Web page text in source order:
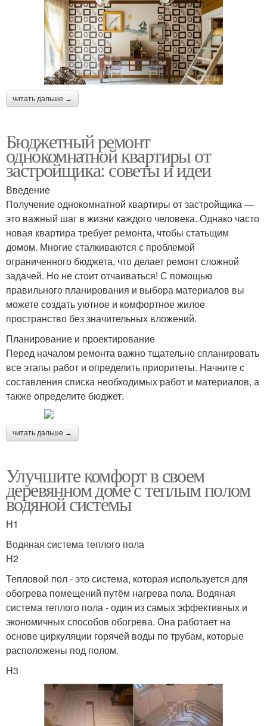
читать дальше →
Бюджетный ремонт
однокомнатной квартиры от
застройщика: советы и идеи
Введение
Получение однокомнатной квартиры от застройщика —
это важный шаг в жизни каждого человека. Однако часто
новая квартира требует ремонта, чтобы статьщим
домом. Многие сталкиваются с проблемой
ограниченного бюджета, что делает ремонт сложной
задачей. Но не стоит отчаиваться! С помощью
правильного планирования и выбора материалов вы
можете создать уютное и комфортное жилое
пространство без значительных вложений.
Планирование и проектирование
Перед началом ремонта важно тщательно спланировать
все этапы работ и определить приоритеты. Начните с
составления списка необходимых работ и материалов, а
также определите бюджет.
читать дальше →
Улучшите комфорт в своем
деревянном доме с теплым полом
водяной системы
H1
Водяная система теплого пола
H2
Тепловой пол - это система, которая используется для
обогрева помещений путём нагрева пола. Водяная
система теплого пола - один из самых эффективных и
экономичных способов обогрева. Она работает на
основе циркуляции горячей воды по трубам, которые
расположены под полом.
H3